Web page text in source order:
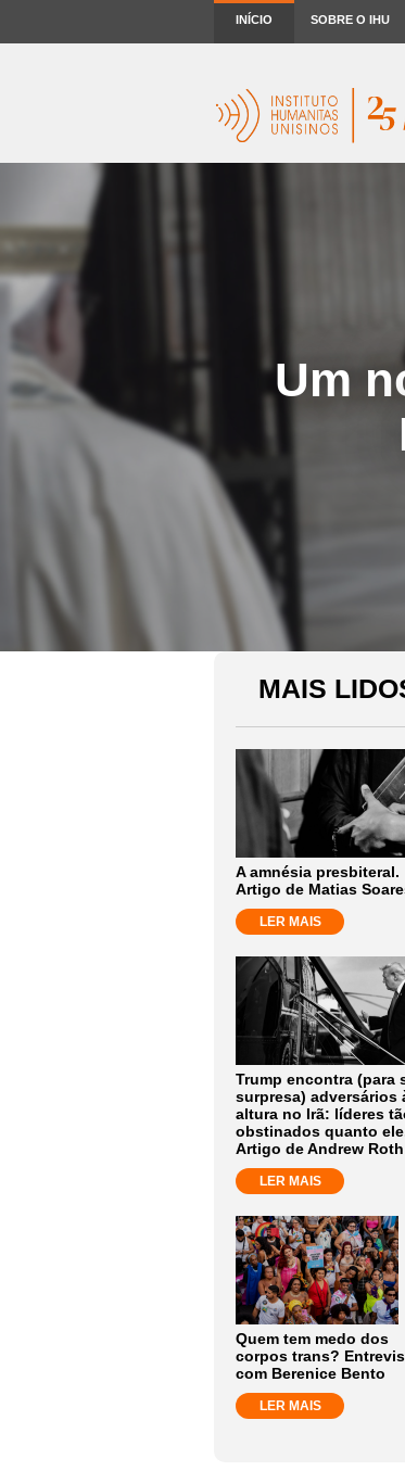
INÍCIO SOBRE O IHU
Um
MAIS
A amnésia presbiteral.
Artigo de Matias
LER MAIS
Trump encontra (para
surpresa) adversários
altura no Irã: líderes
obstinados quanto
Artigo de Andrew Roth
LER MAIS
Quem tem medo dos
corpos trans?
com Berenice Bento
LER MAIS